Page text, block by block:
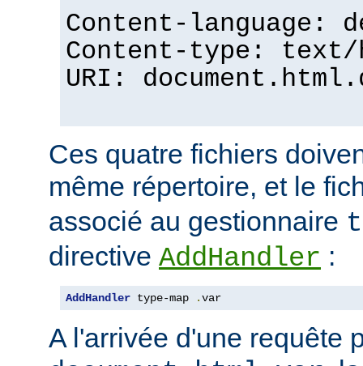
Content-language:
Content-type: text/
URI:
Ces quatre fichiers
même répertoire, et le
associé au gestionnaire
directive AddHandler :
AddHandler type-map .var
A l'arrivée d'une requête